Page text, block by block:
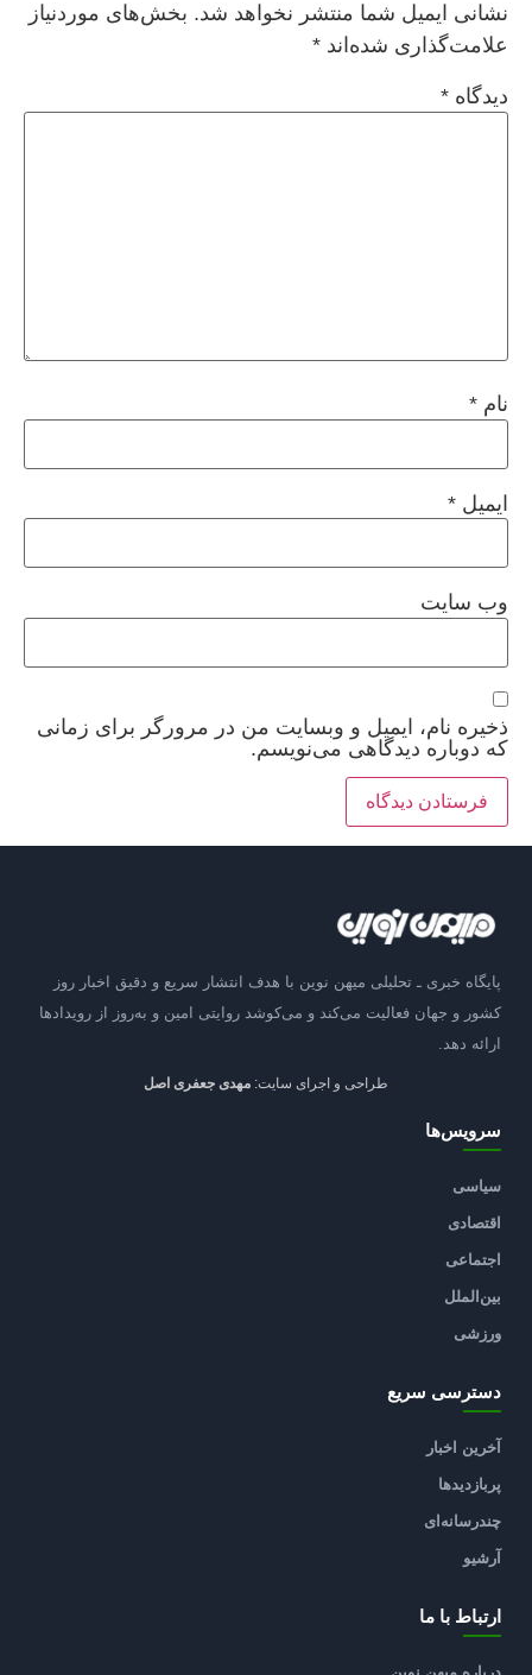
نشانی ایمیل شما منتشر نخواهد شد. بخش‌های موردنیاز
علامت‌گذاری شده‌اند *
دیدگاه *
نام *
ایمیل *
وب‌ سایت
ذخیره نام، ایمیل و وبسایت من در مرورگر برای زمانی
که دوباره دیدگاهی می‌نویسم.
پایگاه خبری ـ تحلیلی میهن نوین با هدف انتشار سریع و دقیق اخبار روز
کشور و جهان فعالیت می‌کند و می‌کوشد روایتی امین و به‌روز از رویدادها
ارائه دهد.
طراحی و اجرای سایت: مهدی جعفری اصل
سرویس‌ها
سیاسی
اقتصادی
اجتماعی
بین‌الملل
ورزشی
دسترسی سریع
آخرین اخبار
پربازدیدها
چندرسانه‌ای
آرشیو
ارتباط با ما